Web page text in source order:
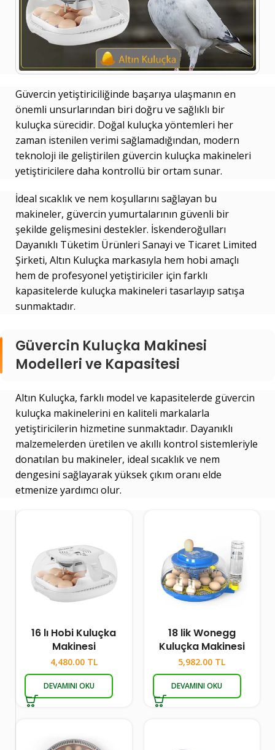
Güvercin yetiştiriciliğinde başarıya ulaşmanın en
önemli unsurlarından biri doğru ve sağlıklı bir
kuluçka sürecidir. Doğal kuluçka yöntemleri her
zaman istenilen verimi sağlamadığından, modern
teknoloji ile geliştirilen güvercin kuluçka makineleri
yetiştiricilere daha kontrollü bir ortam sunar.
İdeal sıcaklık ve nem koşullarını sağlayan bu
makineler, güvercin yumurtalarının güvenli bir
şekilde gelişmesini destekler. İskenderoğulları
Dayanıklı Tüketim Ürünleri Sanayi ve Ticaret Limited
Şirketi, Altın Kuluçka markasıyla hem hobi amaçlı
hem de profesyonel yetiştiriciler için farklı
kapasitelerde kuluçka makineleri tasarlayıp satışa
sunmaktadır.
Güvercin Kuluçka Makinesi
Modelleri ve Kapasitesi
Altın Kuluçka, farklı model ve kapasitelerde güvercin
kuluçka makinelerini en kaliteli markalarla
yetiştiricilerin hizmetine sunmaktadır. Dayanıklı
malzemelerden üretilen ve akıllı kontrol sistemleriyle
donatılan bu makineler, ideal sıcaklık ve nem
dengesini sağlayarak yüksek çıkım oranı elde
etmenize yardımcı olur.
16 lı Hobi Kuluçka
Makinesi
4,480.00 TL
DEVAMINI OKU
18 lik Wonegg
Kuluçka Makinesi
5,982.00 TL
DEVAMINI OKU